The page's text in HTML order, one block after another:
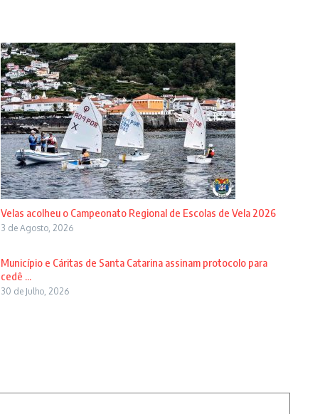
Velas acolheu o Campeonato Regional de Escolas de Vela 2026
3 de Agosto, 2026
Município e Cáritas de Santa Catarina assinam protocolo para
cedê ...
30 de Julho, 2026